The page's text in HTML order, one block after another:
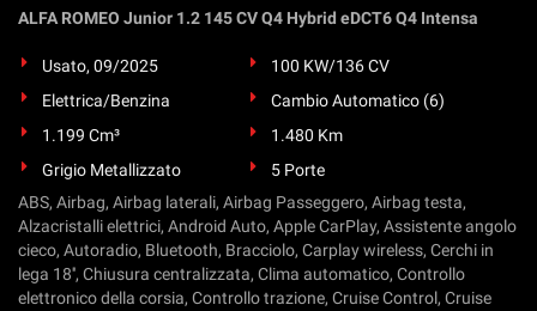
ALFA ROMEO Junior 1.2 145 CV Q4 Hybrid eDCT6 Q4 Intensa
Usato, 09/2025
100 KW/136 CV
Elettrica/Benzina
Cambio Automatico (6)
1.199 Cm³
1.480 Km
Grigio Metallizzato
5 Porte
ABS, Airbag, Airbag laterali, Airbag Passeggero, Airbag testa,
Alzacristalli elettrici, Android Auto, Apple CarPlay, Assistente angolo
cieco, Autoradio, Bluetooth, Bracciolo, Carplay wireless, Cerchi in
lega 18'', Chiusura centralizzata, Clima automatico, Controllo
elettronico della corsia, Controllo trazione, Cruise Control, Cruise